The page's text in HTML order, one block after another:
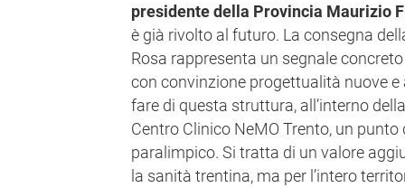
presidente della Provincia Maurizio
è già rivolto al futuro. La consegna
Rosa rappresenta un segnale
con convinzione progettualità nuove
fare di questa struttura, all’interno
Centro Clinico NeMO Trento, un
paralimpico. Si tratta di un valore
la sanità trentina, ma per l’intero